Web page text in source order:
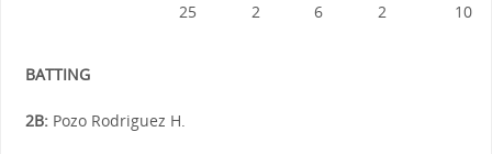
25 2 6 2 10
BATTING
2B:Pozo Rodriguez H.